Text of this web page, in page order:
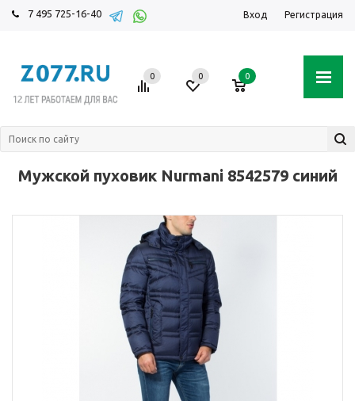
7 495 725-16-40 Вход Регистрация
0 0 0
Мужской пуховик Nurmani 8542579 синий